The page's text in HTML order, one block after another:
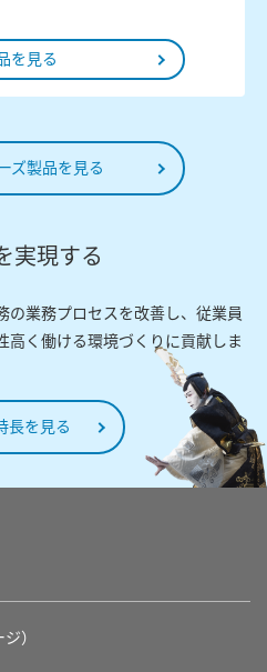
を見る
ズ製品を見る
実現する
の業務プロセスを改善し、従業員
高く働ける環境づくりに貢献しま
長を見る
）